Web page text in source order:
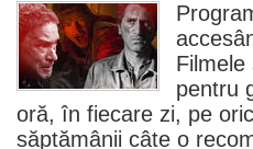
Filmele
pentru
oră, în fiecare zi, pe
săptămânii câte o